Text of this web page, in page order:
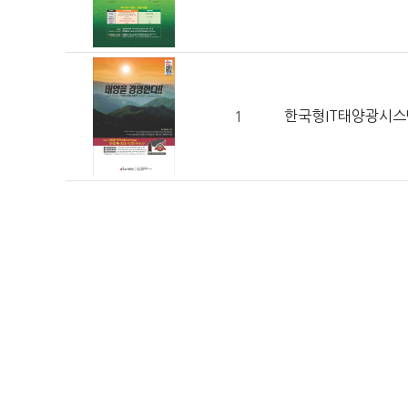
1 한국형IT태양광시스